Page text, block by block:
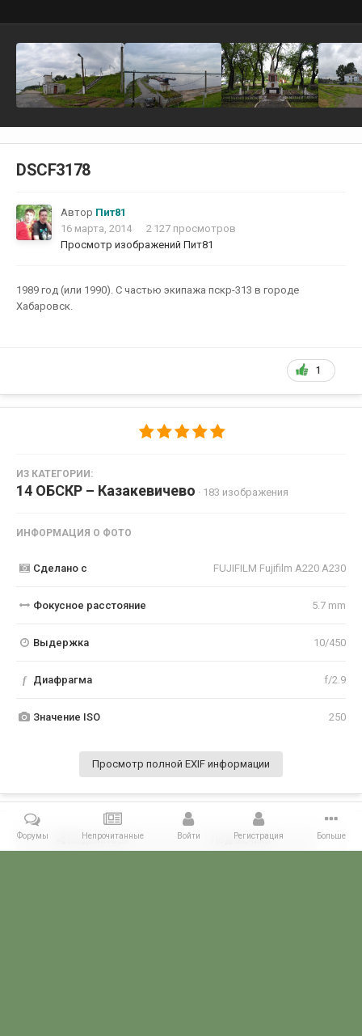
DSCF3178
Автор Пит81
16 марта, 2014
2 127 просмотров
Просмотр изображений Пит81
1989 год (или 1990). С частью экипажа пскр-313 в городе
Хабаровск.
1
ИЗ КАТЕГОРИИ:
14 ОБСКР – Казакевичево · 183 изображения
ИНФОРМАЦИЯ О ФОТО
Сделано с FUJIFILM Fujifilm A220 A230
Фокусное расстояние 5.7 mm
Выдержка 10/450
f Диафрагма f/2.9
Значение ISO 250
Просмотр полной EXIF информации
Поделиться Подписчики 1
Форумы Непрочитанные Войти Регистрация Больше